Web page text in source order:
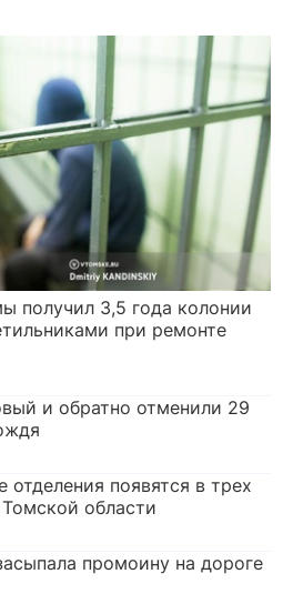
получил 3,5 года колонии
при ремонте
и обратно отменили 29
появятся в трех
области
промоину на дороге